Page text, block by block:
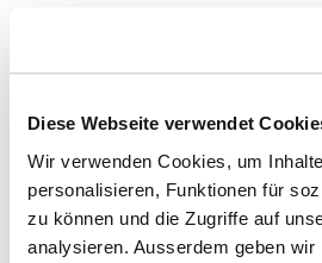
Diese Webseite verwendet
Wir verwenden Cookies, um
personalisieren, Funktionen für
zu können und die Zugriffe auf
analysieren. Ausserdem geben